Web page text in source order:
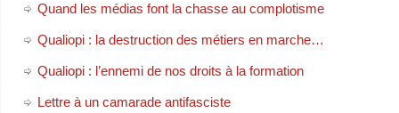
Quand les médias font la chasse au complotisme
Qualiopi : la destruction des métiers en marche…
Qualiopi : l’ennemi de nos droits à la formation
Lettre à un camarade antifasciste